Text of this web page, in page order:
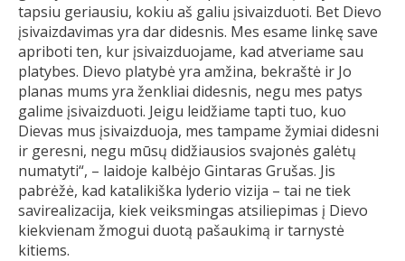
tapsiu geriausiu, kokiu aš galiu įsivaizduoti. Bet Dievo
įsivaizdavimas yra dar didesnis. Mes esame linkę save
apriboti ten, kur įsivaizduojame, kad atveriame sau
platybes. Dievo platybė yra amžina, bekraštė ir Jo
planas mums yra ženkliai didesnis, negu mes patys
galime įsivaizduoti. Jeigu leidžiame tapti tuo, kuo
Dievas mus įsivaizduoja, mes tampame žymiai didesni
ir geresni, negu mūsų didžiausios svajonės galėtų
numatyti“, – laidoje kalbėjo Gintaras Grušas. Jis
pabrėžė, kad katalikiška lyderio vizija – tai ne tiek
savirealizacija, kiek veiksmingas atsiliepimas į Dievo
kiekvienam žmogui duotą pašaukimą ir tarnystė
kitiems.